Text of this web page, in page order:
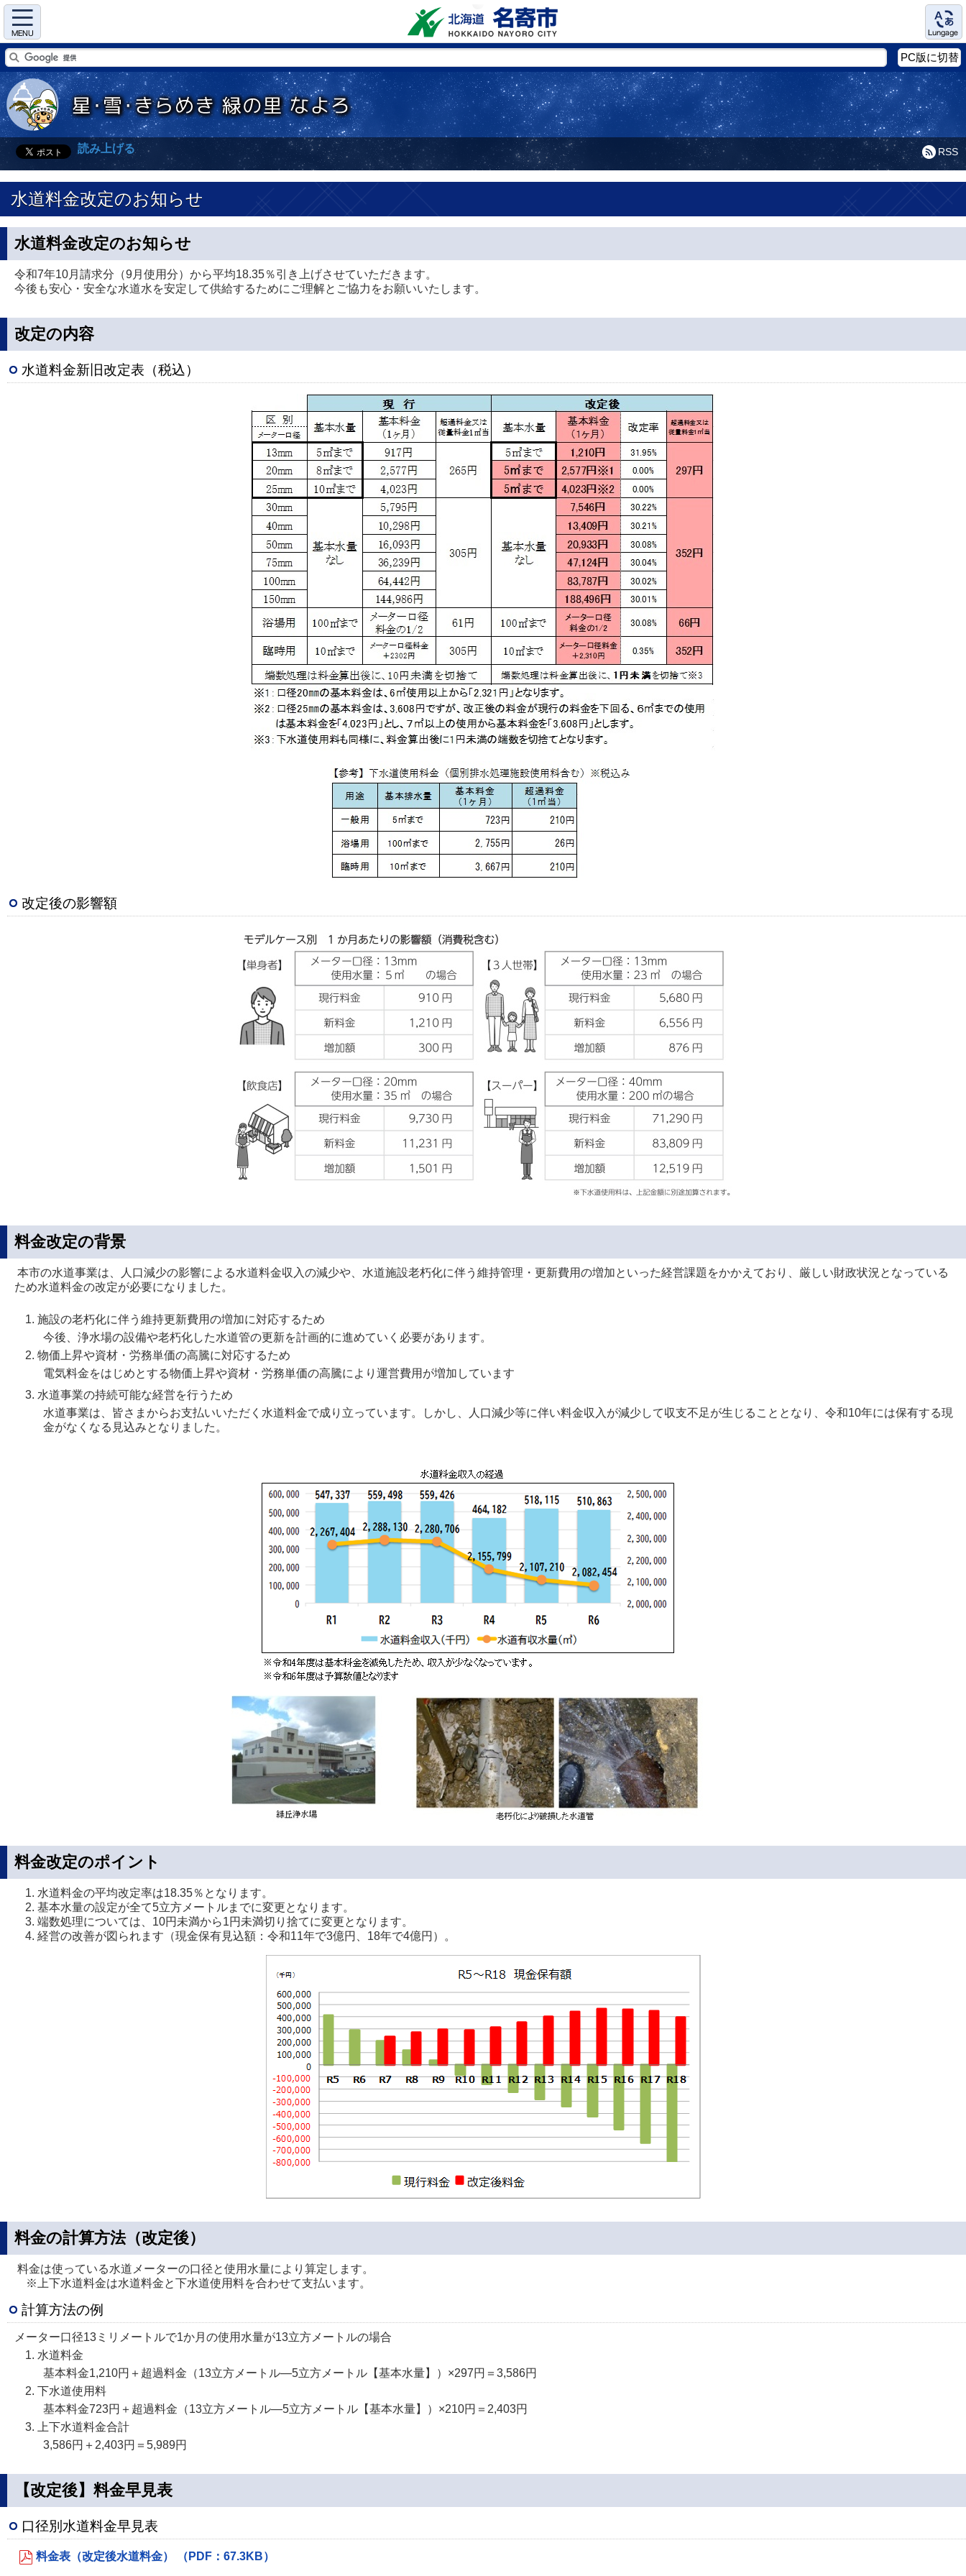
Menu Language
PC版に切替
RSS
読み上げる
水道料金改定のお知らせ
水道料金改定のお知らせ
令和7年10月請求分（9月使用分）から平均18.35％引き上げさせていただきます。
今後も安心・安全な水道水を安定して供給するためにご理解とご協力をお願いいたします。
改定の内容
水道料金新旧改定表（税込）
改定後の影響額
料金改定の背景
本市の水道事業は、人口減少の影響による水道料金収入の減少や、水道施設老朽化に伴う維持管理・更新費用の増加といった経営課題をかかえており、厳しい財政状況となっている
ため水道料金の改定が必要になりました。
施設の老朽化に伴う維持更新費用の増加に対応するため
今後、浄水場の設備や老朽化した水道管の更新を計画的に進めていく必要があります。
物価上昇や資材・労務単価の高騰に対応するため
電気料金をはじめとする物価上昇や資材・労務単価の高騰により運営費用が増加しています
水道事業の持続可能な経営を行うため
水道事業は、皆さまからお支払いいただく水道料金で成り立っています。しかし、人口減少等に伴い料金収入が減少して収支不足が生じることとなり、令和10年には保有する現
金がなくなる見込みとなりました。
料金改定のポイント
水道料金の平均改定率は18.35％となります。
基本水量の設定が全て5立方メートルまでに変更となります。
端数処理については、10円未満から1円未満切り捨てに変更となります。
経営の改善が図られます（現金保有見込額：令和11年で3億円、18年で4億円）。
料金の計算方法（改定後）
料金は使っている水道メーターの口径と使用水量により算定します。
※上下水道料金は水道料金と下水道使用料を合わせて支払います。
計算方法の例
メーター口径13ミリメートルで1か月の使用水量が13立方メートルの場合
水道料金
基本料金1,210円＋超過料金（13立方メートル—5立方メートル【基本水量】）×297円＝3,586円
下水道使用料
基本料金723円＋超過料金（13立方メートル—5立方メートル【基本水量】）×210円＝2,403円
上下水道料金合計
3,586円＋2,403円＝5,989円
【改定後】料金早見表
口径別水道料金早見表
料金表（改定後水道料金） （PDF：67.3KB）